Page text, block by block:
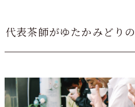
代表茶師がゆたかみどり